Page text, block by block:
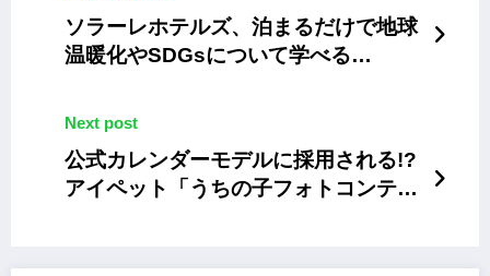
ソラーレホテルズ、泊まるだけで地球
温暖化やSDGsについて学べる
Next post
公式カレンダーモデルに採用される!?
アイペット「うちの子フォトコンテス